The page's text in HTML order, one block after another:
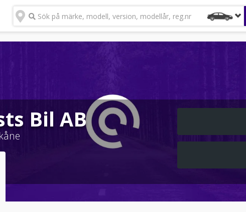
Sök på märke, modell, version, modellår, reg.nr
Bil AB